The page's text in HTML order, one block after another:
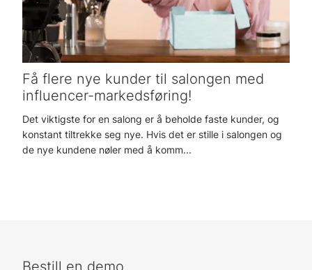
Få flere nye kunder til salongen med
influencer-markedsføring!
Det viktigste for en salong er å beholde faste kunder, og
konstant tiltrekke seg nye. Hvis det er stille i salongen og
de nye kundene nøler med å komm...
Bestill en demo